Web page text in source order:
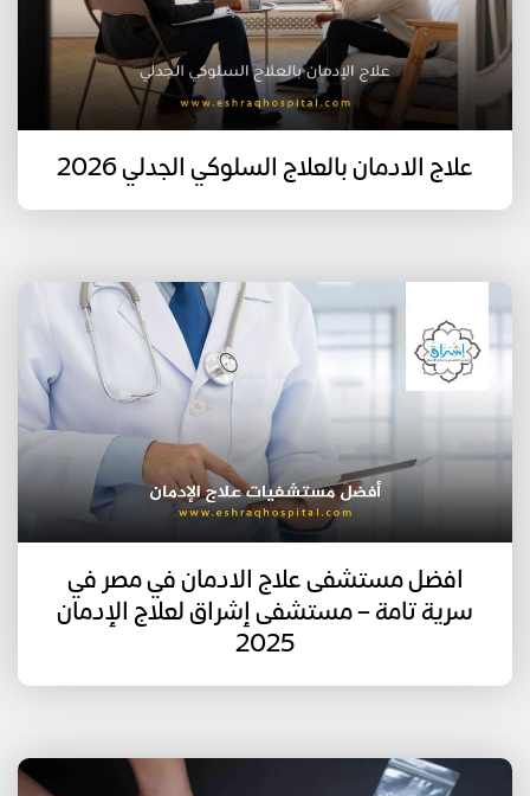
علاج الادمان بالعلاج السلوكي الجدلي 2026
افضل مستشفى علاج الادمان في مصر في
سرية تامة – مستشفى إشراق لعلاج الإدمان
2025